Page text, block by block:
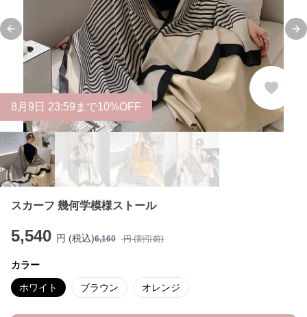
Previous slide
8 月 9 日 23:59まで10%OFF
スカーフ 幾何学模様ストール
5,540 円 (税込)6,160 円 (割引前)
カラー
ホワイト ブラウン オレンジ